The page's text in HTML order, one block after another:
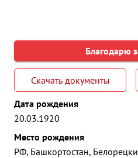
Благодарю
Скачать документы
Дата рождения
20.03.1920
Место рождения
РФ, Башкортостан,